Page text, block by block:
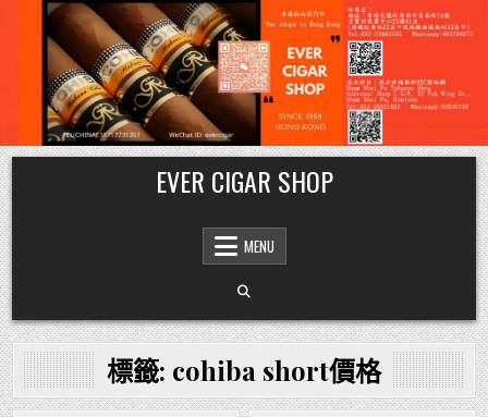
Skip
to
content
EVER CIGAR SHOP
MENU
標籤: cohiba short價格